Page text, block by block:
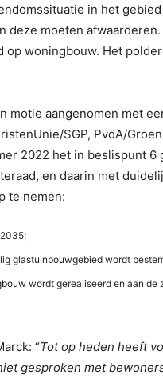
in het
deze moeten
woningbouw. Het
motie aangenomen met
SGP, PvdA/
2022 het in beslispunt 6
en daarin met
te nemen:
glastuinbouwgebied wordt
wordt gerealiseerd en aan de
“Tot op heden heeft
gesproken met